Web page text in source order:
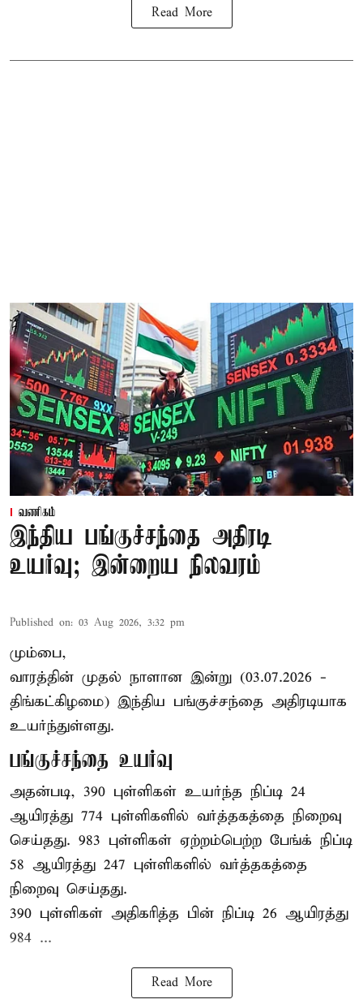
Read More
வணிகம்
இந்திய பங்குச்சந்தை அதிரடி
உயர்வு; இன்றைய நிலவரம்
Published on: 03 Aug 2026, 3:32 pm
மும்பை,
வாரத்தின் முதல் நாளான இன்று (03.07.2026 -
திங்கட்கிழமை) இந்திய பங்குச்சந்தை அதிரடியாக
உயர்ந்துள்ளது.
பங்குச்சந்தை உயர்வு
அதன்படி, 390 புள்ளிகள் உயர்ந்த நிப்டி 24
ஆயிரத்து 774 புள்ளிகளில் வர்த்தகத்தை நிறைவு
செய்தது. 983 புள்ளிகள் ஏற்றம்பெற்ற பேங்க் நிப்டி
58 ஆயிரத்து 247 புள்ளிகளில் வர்த்தகத்தை
நிறைவு செய்தது.
390 புள்ளிகள் அதிகரித்த பின் நிப்டி 26 ஆயிரத்து
984 ...
Read More